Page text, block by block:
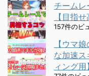
チームレ
【目指
157件のビ
【ウマ
な加速
ィング用】